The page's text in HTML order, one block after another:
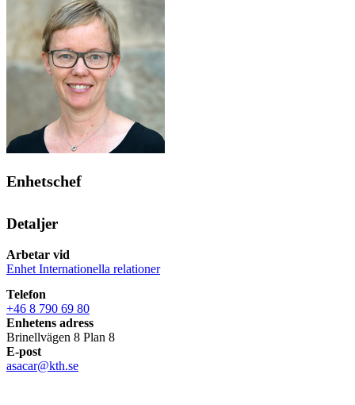
Enhetschef
Detaljer
Arbetar vid
Enhet Internationella relationer
Telefon
+46 8 790 69 80
Enhetens adress
Brinellvägen 8 Plan 8
E-post
asacar@kth.se